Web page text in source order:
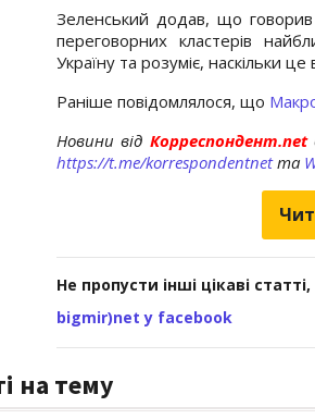
Зеленський додав, що говорив
переговорних кластерів
Україну та розуміє, наскільки
Раніше повідомлялося, що
Новини від Корреспондент.net
https://t.me/korrespondentnetта
Не пропусти інші цікаві
bigmir)net у facebook
на тему